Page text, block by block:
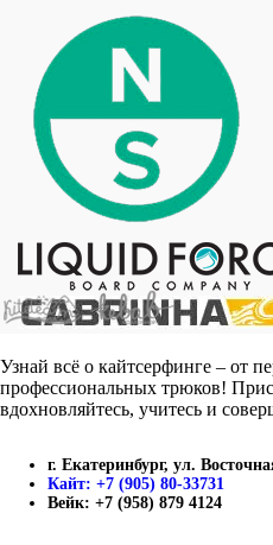
Узнай всё о кайтсерфинге – от
профессиональных трюков!
вдохновляйтесь, учитесь и
г. Екатеринбург, ул.
Кайт: +7 (905) 80-33731
Вейк: +7 (958) 879 4124